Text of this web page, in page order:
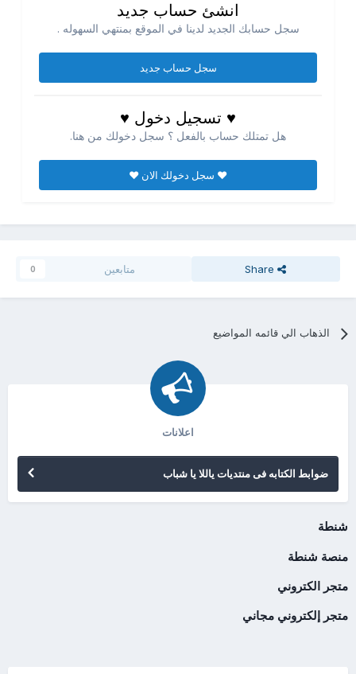
انشئ حساب جديد
سجل حسابك الجديد لدينا في الموقع بمنتهي السهوله .
سجل حساب جديد
♥ تسجيل دخول ♥
هل تمتلك حساب بالفعل ؟ سجل دخولك من هنا.
♥ سجل دخولك الان ♥
Share متابعين 0
الذهاب الي قائمه المواضيع
اعلانات
ضوابط الكتابه فى منتديات ياللا يا شباب
شنطة
منصة شنطة
متجر الكتروني
متجر إلكتروني مجاني